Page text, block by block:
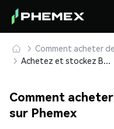
Comment acheter
Achetez et stockez BSX Protocol (BSX) en toute sécurité
Comment
sur Phemex